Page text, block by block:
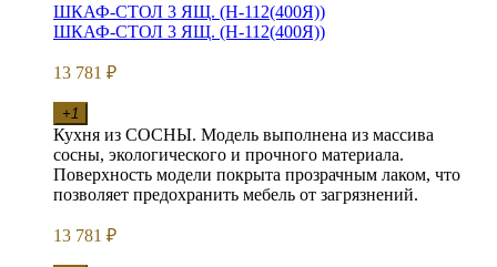
ШКАФ-СТОЛ 3 ЯЩ. (Н-112(400Я))
ШКАФ-СТОЛ 3 ЯЩ. (Н-112(400Я))
13 781 ₽
+1
Кухня из СОСНЫ. Модель выполнена из массива
сосны, экологического и прочного материала.
Поверхность модели покрыта прозрачным лаком, что
позволяет предохранить мебель от загрязнений.
13 781 ₽